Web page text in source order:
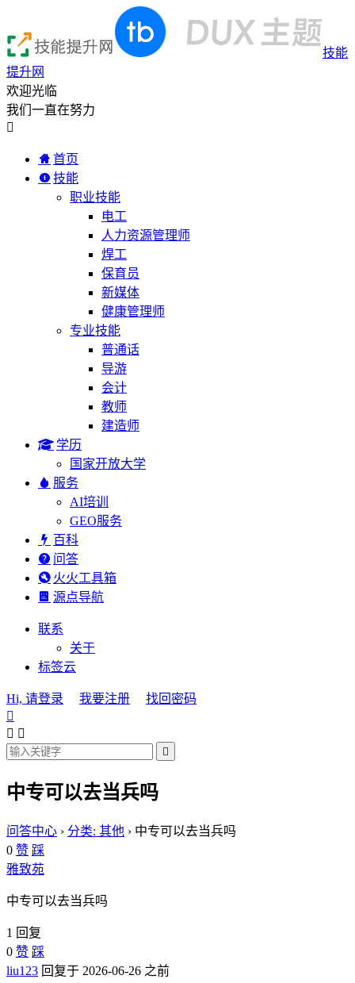
技能
提升网
欢迎光临
我们一直在努力

首页
技能
职业技能
电工
人力资源管理师
焊工
保育员
新媒体
健康管理师
专业技能
普通话
导游
会计
教师
建造师
学历
国家开放大学
服务
AI培训
GEO服务
百科
问答
火火工具箱
源点导航
联系
关于
标签云
Hi, 请登录 我要注册
找回密码

 

中专可以去当兵吗
问答中心 › 分类: 其他 › 中专可以去当兵吗
0 赞 踩
雅致苑
中专可以去当兵吗
1 回复
0 赞 踩
liu123 回复于 2026-06-26 之前